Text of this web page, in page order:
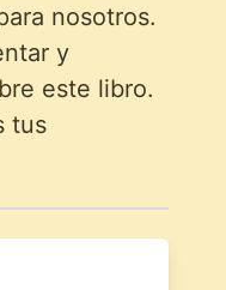
nosotros.
y
este libro.
tus